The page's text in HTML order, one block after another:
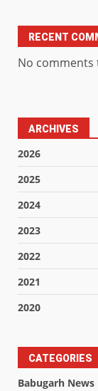
RECENT
No comments
ARCHIVES
2026
2025
2024
2023
2022
2021
2020
CATEGORIES
Babugarh News